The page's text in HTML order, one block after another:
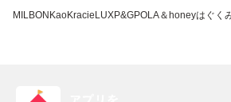
MILBON KaoKracie LUXP&GPOLA＆honeyはぐく